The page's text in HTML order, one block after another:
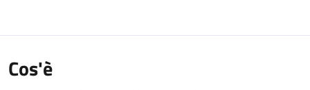
Cos'è